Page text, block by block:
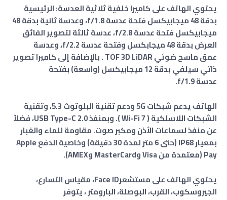
يحتوي الهاتف على كاميرا خلفية ثلاثية العدسة: الرئيسية
بدقة 48 ميجابيكسل فتحة عدسة f/1.8، وعدسة ثانية بدقة 48
ميجابيكسل فتحة عدسة f/2.8، عدسة ثالثة لتصوير الفائق
العرض بدقة 48 ميجابكسل وفتحة عدسة f/2.2، وعدسة
عمق ماسح ضوئي TOF 3D LiDAR . بالإضافة إلى كاميرا تصوير
ذاتي سيلفي بدقة 12 ميجابيكسل (واسعة)
بفتحة
عدسة f/1.9.
الهاتف يدعم شبكات
ودعم تقنية البلوتوث 5.3، وتقنية
الشبكات اللاسلكية ( Wi-Fi 7 ). وبمنفذ USB Type-C 2.0، فضلاً
عن منفذ لسماعات الأذن ومكبر صوت.مقاومة للماء والغبار
بمعيار IP68 (حتى 6 متر لمدة 30 دقيقة) وخاصية الدفع
Apple
Pay (معتمدة من Visa وMasterCard وAMEX).
يحتوي الهاتف على مستشعرFace ID، مقياس التسارع،
الجيروسكوب، القرب، البوصلة، البارومتر ، يتوفر